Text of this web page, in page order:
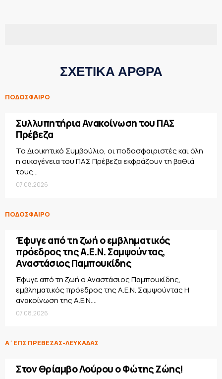
ΣΧΕΤΙΚΑ ΑΡΘΡΑ
ΠΟΔΟΣΦΑΙΡΟ
Συλλυπητήρια Ανακοίνωση του ΠΑΣ
Πρέβεζα
Το Διοικητικό Συμβούλιο, οι ποδοσφαιριστές και όλη
η οικογένεια του ΠΑΣ Πρέβεζα εκφράζουν τη βαθιά
τους...
07.08.2026
ΠΟΔΟΣΦΑΙΡΟ
Έφυγε από τη ζωή ο εμβληματικός
πρόεδρος της Α.Ε.Ν. Σαμψούντας,
Αναστάσιος Παμπουκίδης
Έφυγε από τη ζωή ο Αναστάσιος Παμπουκίδης,
εμβληματικός πρόεδρος της Α.Ε.Ν. Σαμψούντας Η
ανακοίνωση της Α.Ε.Ν....
07.08.2026
Α΄ΕΠΣ ΠΡΕΒΕΖΑΣ-ΛΕΥΚΑΔΑΣ
Στον Θρίαμβο Λούρου ο Φώτης Ζώης!